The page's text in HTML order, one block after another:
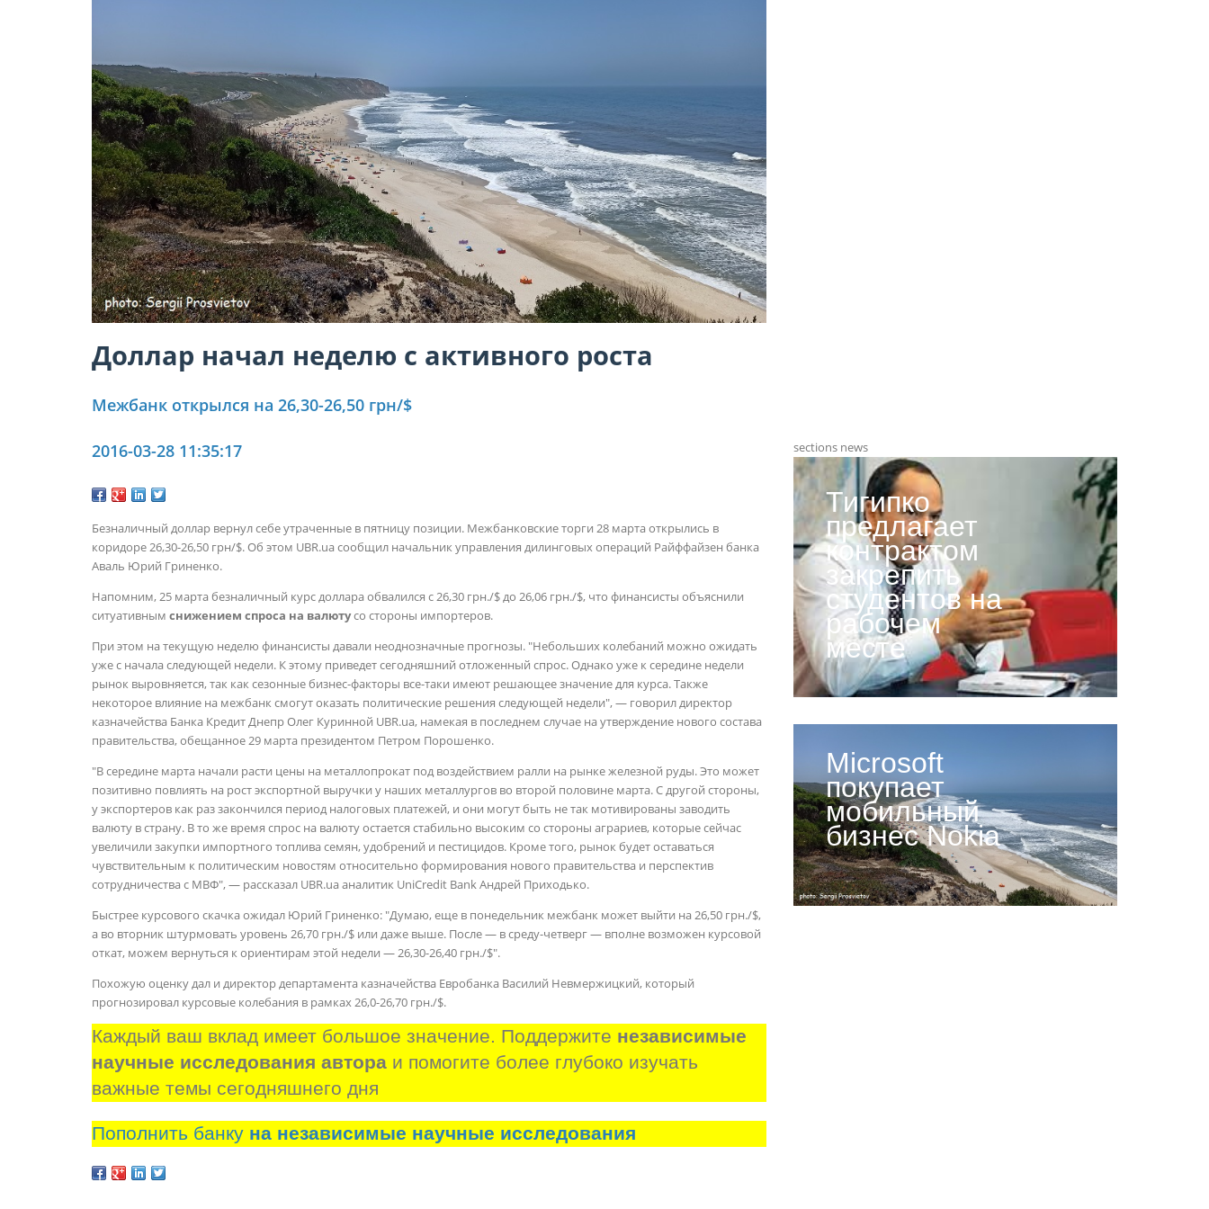
Доллар начал неделю с активного роста
Межбанк открылся на 26,30-26,50 грн/$
2016-03-28 11:35:17
Безналичный доллар вернул себе утраченные в пятницу позиции. Межбанковские торги 28 марта открылись в
коридоре 26,30-26,50 грн/$. Об этом UBR.ua сообщил начальник управления дилинговых операций Райффайзен банка
Аваль Юрий Гриненко.
Напомним, 25 марта безналичный курс доллара обвалился с 26,30 грн./$ до 26,06 грн./$, что финансисты объяснили
ситуативным снижением спроса на валютусо стороны импортеров.
При этом на текущую неделю финансисты давали неоднозначные прогнозы. "Небольших колебаний можно ожидать
уже с начала следующей недели. К этому приведет сегодняшний отложенный спрос. Однако уже к середине недели
рынок выровняется, так как сезонные бизнес-факторы все-таки имеют решающее значение для курса. Также
некоторое влияние на межбанк смогут оказать политические решения следующей недели", — говорилдиректор
казначейства Банка Кредит Днепр Олег Куринной UBR.ua, намекая в последнем случае на утверждение нового состава
правительства, обещанное 29 марта президентом Петром Порошенко.
"В середине марта начали расти цены на металлопрокат под воздействием ралли на рынке железной руды. Это может
позитивно повлиять на рост экспортной выручки у наших металлургов во второй половине марта. С другой стороны,
у экспортеров как раз закончился период налоговых платежей, и они могут быть не так мотивированы заводить
валюту в страну. В то же время спрос на валюту остается стабильно высоким со стороны аграриев, которые сейчас
увеличили закупки импортного топлива семян, удобрений и пестицидов. Кроме того, рынок будет оставаться
чувствительным к политическим новостям относительно формирования нового правительства и перспектив
сотрудничества с МВФ", — рассказал UBR.ua аналитик UniCredit Bank Андрей Приходько.
Быстрее курсового скачка ожидал Юрий Гриненко: "Думаю, еще в понедельник межбанк может выйти на 26,50 грн./$,
а во вторник штурмовать уровень 26,70 грн./$ или даже выше. После — в среду-четверг — вполне возможен курсовой
откат, можем вернуться к ориентирам этой недели — 26,30-26,40 грн./$".
Похожую оценку дал и директор департамента казначейства Евробанка Василий Невмержицкий, который
прогнозировал курсовые колебания в рамках 26,0-26,70 грн./$.
Каждый ваш вклад имеет большое значение. Поддержите независимые
научные исследования автора и помогите более глубоко изучать
важные темы сегодняшнего дня
Пополнить банку на независимые научные исследования
sections news
Тигипко
предлагает
контрактом
закрепить
студентов на
рабочем
месте
Microsoft
покупает
мобильный
бизнес Nokia